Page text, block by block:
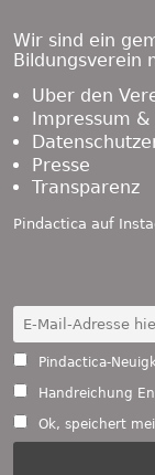
Wir sind ein
Bildungsverein
Über den
Impressum &
Presse
Transparenz
Pindactica auf
Pindactica-
Handreichung
Ok, speichert